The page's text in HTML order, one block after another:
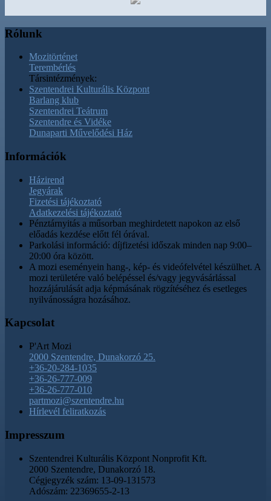
Rólunk
Mozitörténet
Terembérlés
Társintézmények:
Szentendrei Kulturális Központ
Barlang klub
Szentendrei Teátrum
Szentendre és Vidéke
Dunaparti Művelődési Ház
Információk
Házirend
Jegyárak
Fizetési tájékoztató
Adatkezelési tájékoztató
Pénztárnyitás a műsorban meghirdetett napokon az első
előadás kezdése előtt fél órával.
Parkolási információ: díjfizetési időszak minden nap 9:00–
20:00 óra között.
A mozi eseményein hang-, kép- és videófelvétel készülhet. A
mozi területére való belépéssel és/vagy jegyvásárlással
hozzájárulását adja képmásának rögzítéséhez és esetleges
nyilvánosságra hozásához.
Kapcsolat
P'Art Mozi
2000 Szentendre, Dunakorzó 25.
+36-20-284-1035
+36-26-777-009
+36-26-777-010
partmozi@szentendre.hu
Hírlevél feliratkozás
Impresszum
Szentendrei Kulturális Központ Nonprofit Kft.
2000 Szentendre, Dunakorzó 18.
Cégjegyzék szám: 13-09-131573
Adószám: 22369655-2-13